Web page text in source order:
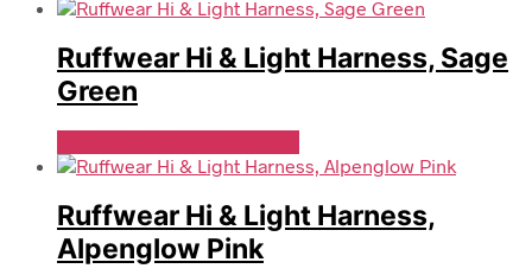
Ruffwear Hi & Light Harness, Sage
Green
Ruffwear Hi & Light Harness,
Alpenglow Pink